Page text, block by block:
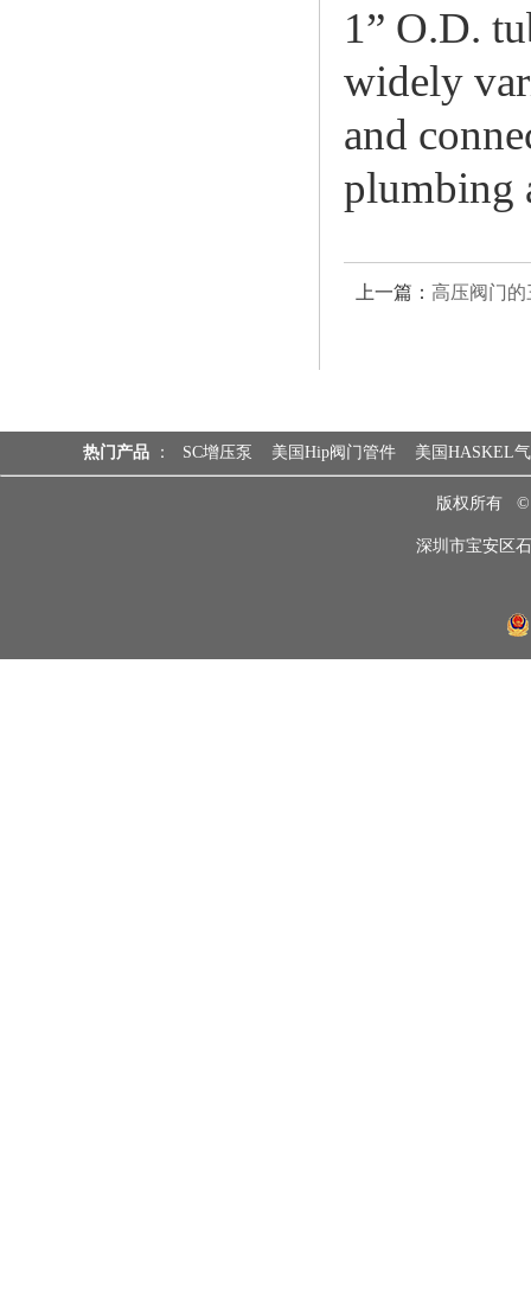
1” O.D.
widely
and
plumbing
上一篇： 高压阀门的
热门产品 ： SC增压泵 美国Hip阀门管件 美国HASKEL
版权所有
深圳市宝安区